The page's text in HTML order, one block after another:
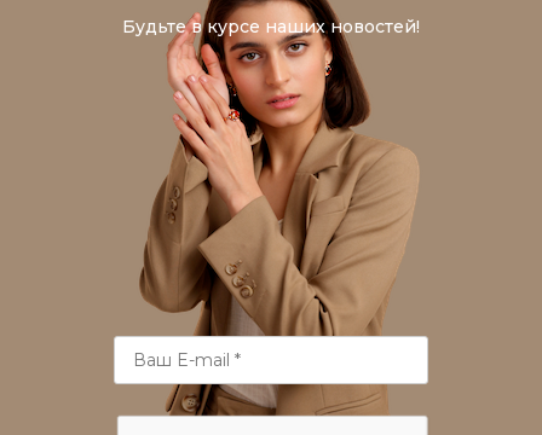
Будьте в курсе наших новостей!